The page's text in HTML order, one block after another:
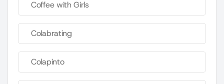
Coffee with Girls
Colabrating
Colapinto